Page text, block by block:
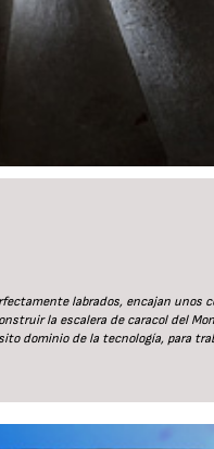
labrados, encajan
la escalera de caracol del
dominio de la tecnología, para